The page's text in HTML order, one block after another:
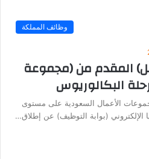
وظائف المملكة
المقدم من (مجموعة
البكالوريوس
الأعمال السعودية على مستوى
الإلكتروني (بوابة التوظيف) عن إطلاق…